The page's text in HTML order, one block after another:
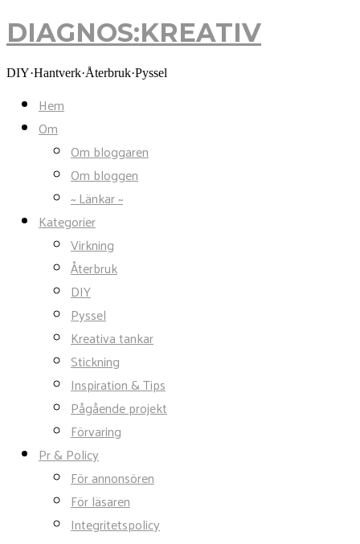
DIAGNOS:KREATIV
DIAGNOS:KREATIV
DIY·Hantverk·Återbruk·Pyssel
Hem
Om
Om bloggaren
Om bloggen
~ Länkar ~
Kategorier
Virkning
Återbruk
DIY
Pyssel
Kreativa tankar
Stickning
Inspiration & Tips
Pågående projekt
Förvaring
Pr & Policy
För annonsören
För läsaren
Integritetspolicy